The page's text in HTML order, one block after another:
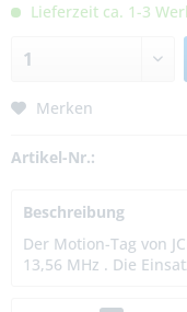
Lieferzeit ca. 1-3
Merken
Artikel-Nr.:
Beschreibung
Der Motion-Tag von
13,56 MHz . Die